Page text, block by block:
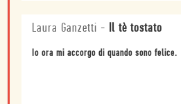
Laura Ganzetti - Il tè tostato
Io ora mi accorgo di quando sono felice.